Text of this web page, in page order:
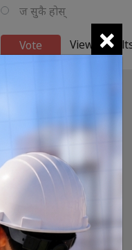
ज सुकै होस्
View ×